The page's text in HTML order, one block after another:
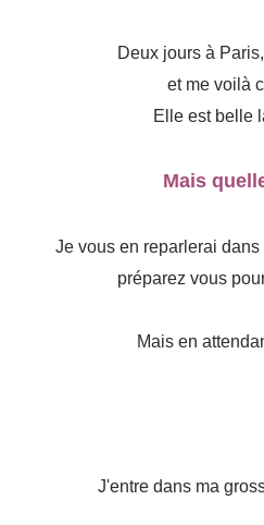
Deux jours à
et me voilà
Elle est belle
Mais
Je vous en reparlerai
préparez vous
Mais en
J'entre dans ma